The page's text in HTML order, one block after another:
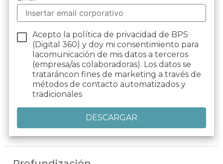
Acepto la política de privacidad de BPS
(Digital 360) y doy mi consentimiento para
lacomunicación de mis datos a terceros
(empresa/as colaboradoras). Los datos se
trataráncon fines de marketing a través de
métodos de contacto automatizados y
tradicionales